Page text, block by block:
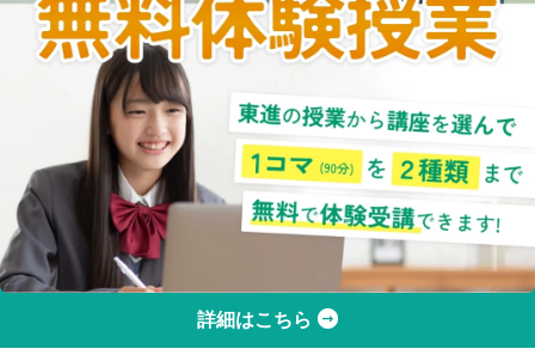
詳細はこちら